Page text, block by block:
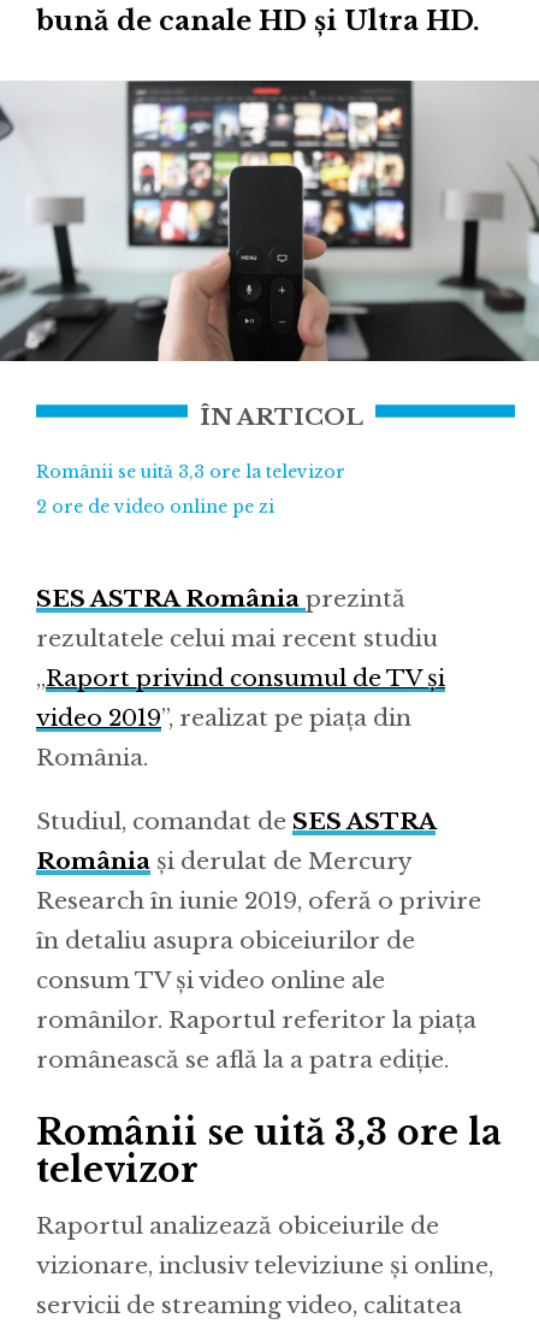
bună de canale HD și Ultra HD.
ÎN ARTICOL
Românii se uită 3,3 ore la televizor
2 ore de video online pe zi
SES ASTRA România prezintă
rezultatele celui mai recent studiu
„Raport privind consumul de TV și
video 2019”, realizat pe piața din
România.
Studiul, comandat de SES ASTRA
România și derulat de Mercury
Research în iunie 2019, oferă o privire
în detaliu asupra obiceiurilor de
consum TV și video online ale
românilor. Raportul referitor la piața
românească se află la a patra ediție.
Românii se uită 3,3 ore la
televizor
Raportul analizează obiceiurile de
vizionare, inclusiv televiziune și online,
servicii de streaming video, calitatea